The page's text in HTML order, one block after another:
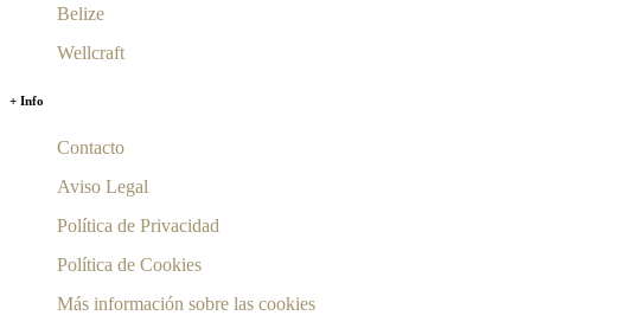
Belize
Wellcraft
+ Info
Contacto
Aviso Legal
Política de Privacidad
Política de Cookies
Más información sobre las cookies